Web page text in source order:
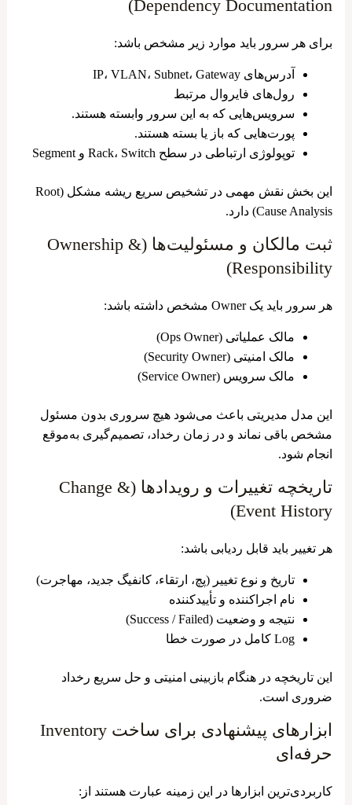
Dependency Documentation)
برای هر سرور باید موارد زیر مشخص باشد:
آدرس‌های IP، VLAN، Subnet، Gateway
رول‌های فایروال مرتبط
سرویس‌هایی که به این سرور وابسته هستند.
پورت‌هایی که باز یا بسته هستند.
توپولوژی ارتباطی در سطح Rack، Switch و Segment
این بخش نقش مهمی در تشخیص سریع ریشه مشکل (Root
Cause Analysis) دارد.
ثبت مالکان و مسئولیت‌ها (Ownership &
Responsibility)
هر سرور باید یک Owner مشخص داشته باشد:
مالک عملیاتی (Ops Owner)
مالک امنیتی (Security Owner)
مالک سرویس (Service Owner)
این مدل مدیریتی باعث می‌شود هیچ سروری بدون مسئول
مشخص باقی نماند و در زمان رخداد، تصمیم‌گیری به‌موقع
انجام شود.
تاریخچه تغییرات و رویدادها (Change &
Event History)
هر تغییر باید قابل ردیابی باشد:
تاریخ و نوع تغییر (پچ، ارتقاء، کانفیگ جدید، مهاجرت)
نام اجراکننده و تأییدکننده
نتیجه و وضعیت (Success / Failed)
Log کامل در صورت خطا
این تاریخچه در هنگام بازبینی امنیتی و حل سریع رخداد
ضروری است.
ابزارهای پیشنهادی برای ساخت Inventory
حرفه‌ای
کاربردی‌ترین ابزارها در این زمینه عبارت هستند از: